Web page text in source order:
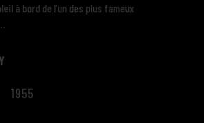
à bord de l’un des plus fameux
1955